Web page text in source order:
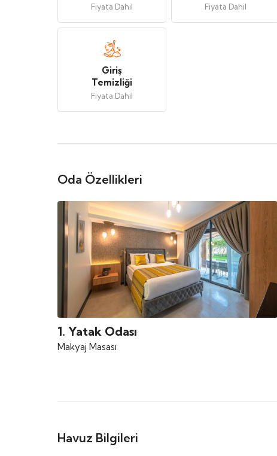
Fiyata Dahil Fiyata Dahil
Giriş
Temizliği
Fiyata Dahil
Oda Özellikleri
1. Yatak Odası
Makyaj Masası
Havuz Bilgileri